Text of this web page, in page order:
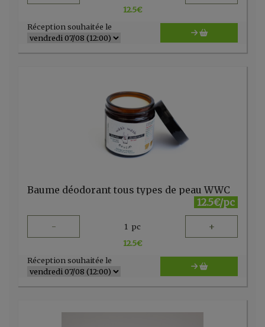
12.5€
Réception souhaitée le
Baume déodorant tous types de peau WWC
12.5€/pc
- 1 pc +
12.5€
Réception souhaitée le